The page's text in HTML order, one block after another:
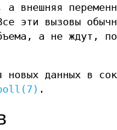
а внешняя
эти вызовы
а не ждут,
новых данных в
.